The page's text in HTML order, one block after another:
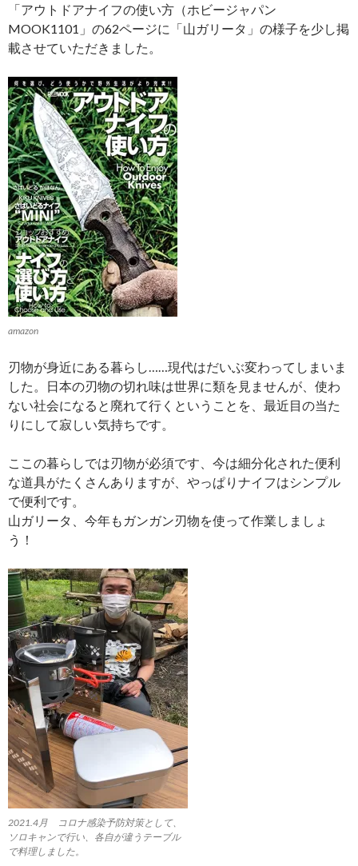
「アウトドアナイフの使い方（ホビージャパン
MOOK1101」の62ページに「山ガリータ」の様子を少し掲
載させていただきました。
amazon
刃物が身近にある暮らし……現代はだいぶ変わってしまいま
した。日本の刃物の切れ味は世界に類を見ませんが、使わ
ない社会になると廃れて行くということを、最近目の当た
りにして寂しい気持ちです。
ここの暮らしでは刃物が必須です、今は細分化された便利
な道具がたくさんありますが、やっぱりナイフはシンプル
で便利です。
山ガリータ、今年もガンガン刃物を使って作業しましょ
う！
2021.4月 コロナ感染予防対策として、
ソロキャンで行い、各自が違うテーブル
で料理しました。